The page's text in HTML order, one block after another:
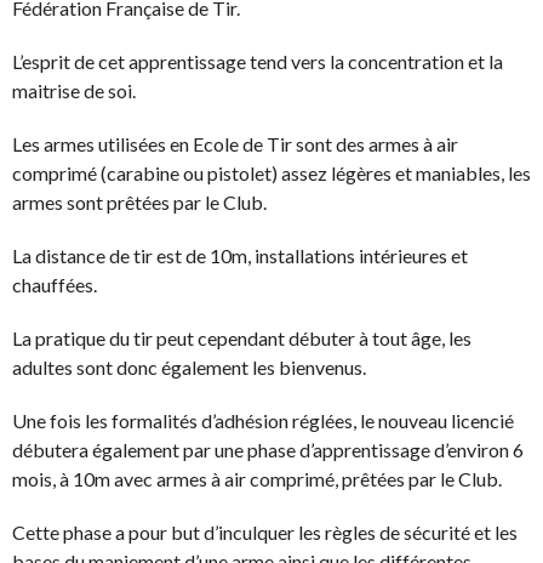
Fédération Française de Tir.
L’esprit de cet apprentissage tend vers la concentration et la
maitrise de soi.
Les armes utilisées en Ecole de Tir sont des armes à air
comprimé (carabine ou pistolet) assez légères et maniables, les
armes sont prêtées par le Club.
La distance de tir est de 10m, installations intérieures et
chauffées.
La pratique du tir peut cependant débuter à tout âge, les
adultes sont donc également les bienvenus.
Une fois les formalités d’adhésion réglées, le nouveau licencié
débutera également par une phase d’apprentissage d’environ 6
mois, à 10m avec armes à air comprimé, prêtées par le Club.
Cette phase a pour but d’inculquer les règles de sécurité et les